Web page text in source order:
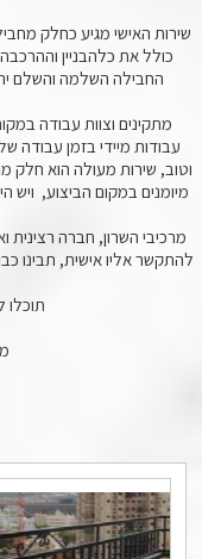
שירות האישי מגיע כחלק
כולל את כלהבניין
החבילה השלמה והשלם
מתקינים וצוות עבודה
עבודות מיידי בזמן עבודה
וטוב, שירות מעולה הוא חלק
מיומנים במקום הביצוע, ויש
מרכיבי השרון, חברה
להתקשר אליו אישית, תבינו
תוכלו